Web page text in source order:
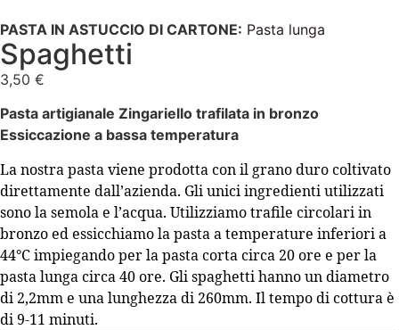
PASTA IN ASTUCCIO DI CARTONE: Pasta lunga
Spaghetti
3,50 €
Pasta artigianale Zingariello trafilata in bronzo
Essiccazione a bassa temperatura
La nostra pasta viene prodotta con il grano duro coltivato
direttamente dall’azienda. Gli unici ingredienti utilizzati
sono la semola e l’acqua. Utilizziamo trafile circolari in
bronzo ed essicchiamo la pasta a temperature inferiori a
44°C impiegando per la pasta corta circa 20 ore e per la
pasta lunga circa 40 ore. Gli spaghetti hanno un diametro
di 2,2mm e una lunghezza di 260mm. Il tempo di cottura è
di 9-11 minuti.